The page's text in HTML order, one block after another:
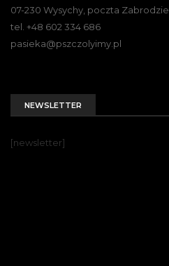
07-230 Wysychy, poczta Zabrodzie
tel. +48 602 334 686
pasieka@pszczolyimy.pl
NEWSLETTER
[newsletter]